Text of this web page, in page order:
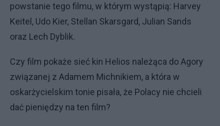
powstanie tego filmu, w którym wystąpią: Harvey
Keitel, Udo Kier, Stellan Skarsgard, Julian Sands
oraz Lech Dyblik.
Czy film pokaże sieć kin Helios należąca do Agory
związanej z Adamem Michnikiem, a która w
oskarżycielskim tonie pisała, że Polacy nie chcieli
dać pieniędzy na ten film?